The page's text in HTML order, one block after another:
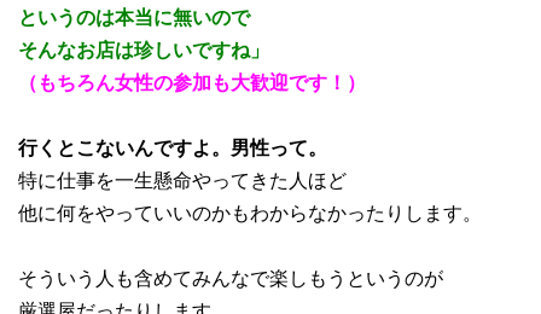
というのは本当に無いので
そんなお店は珍しいですね」
（もちろん女性の参加も大歓迎です！）
行くとこないんですよ。男性って。
特に仕事を一生懸命やってきた人ほど
他に何をやっていいのかもわからなかったりします。
そういう人も含めてみんなで楽しもうというのが